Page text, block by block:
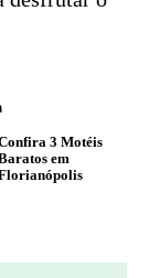
3 Motéis
em